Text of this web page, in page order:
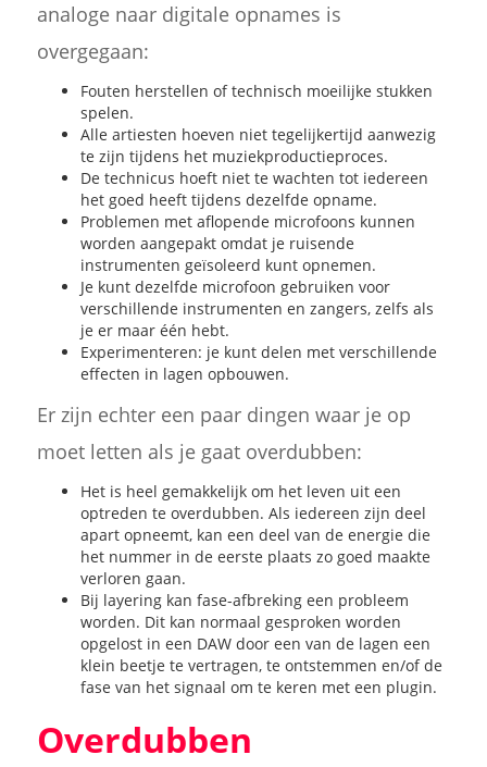
analoge naar digitale opnames is
overgegaan:
Fouten herstellen of technisch moeilijke stukken
spelen.
Alle artiesten hoeven niet tegelijkertijd aanwezig
te zijn tijdens het muziekproductieproces.
De technicus hoeft niet te wachten tot iedereen
het goed heeft tijdens dezelfde opname.
Problemen met aflopende microfoons kunnen
worden aangepakt omdat je ruisende
instrumenten geïsoleerd kunt opnemen.
Je kunt dezelfde microfoon gebruiken voor
verschillende instrumenten en zangers, zelfs als
je er maar één hebt.
Experimenteren: je kunt delen met verschillende
effecten in lagen opbouwen.
Er zijn echter een paar dingen waar je op
moet letten als je gaat overdubben:
Het is heel gemakkelijk om het leven uit een
optreden te overdubben. Als iedereen zijn deel
apart opneemt, kan een deel van de energie die
het nummer in de eerste plaats zo goed maakte
verloren gaan.
Bij layering kan fase-afbreking een probleem
worden. Dit kan normaal gesproken worden
opgelost in een DAW door een van de lagen een
klein beetje te vertragen, te ontstemmen en/of de
fase van het signaal om te keren met een plugin.
Overdubben